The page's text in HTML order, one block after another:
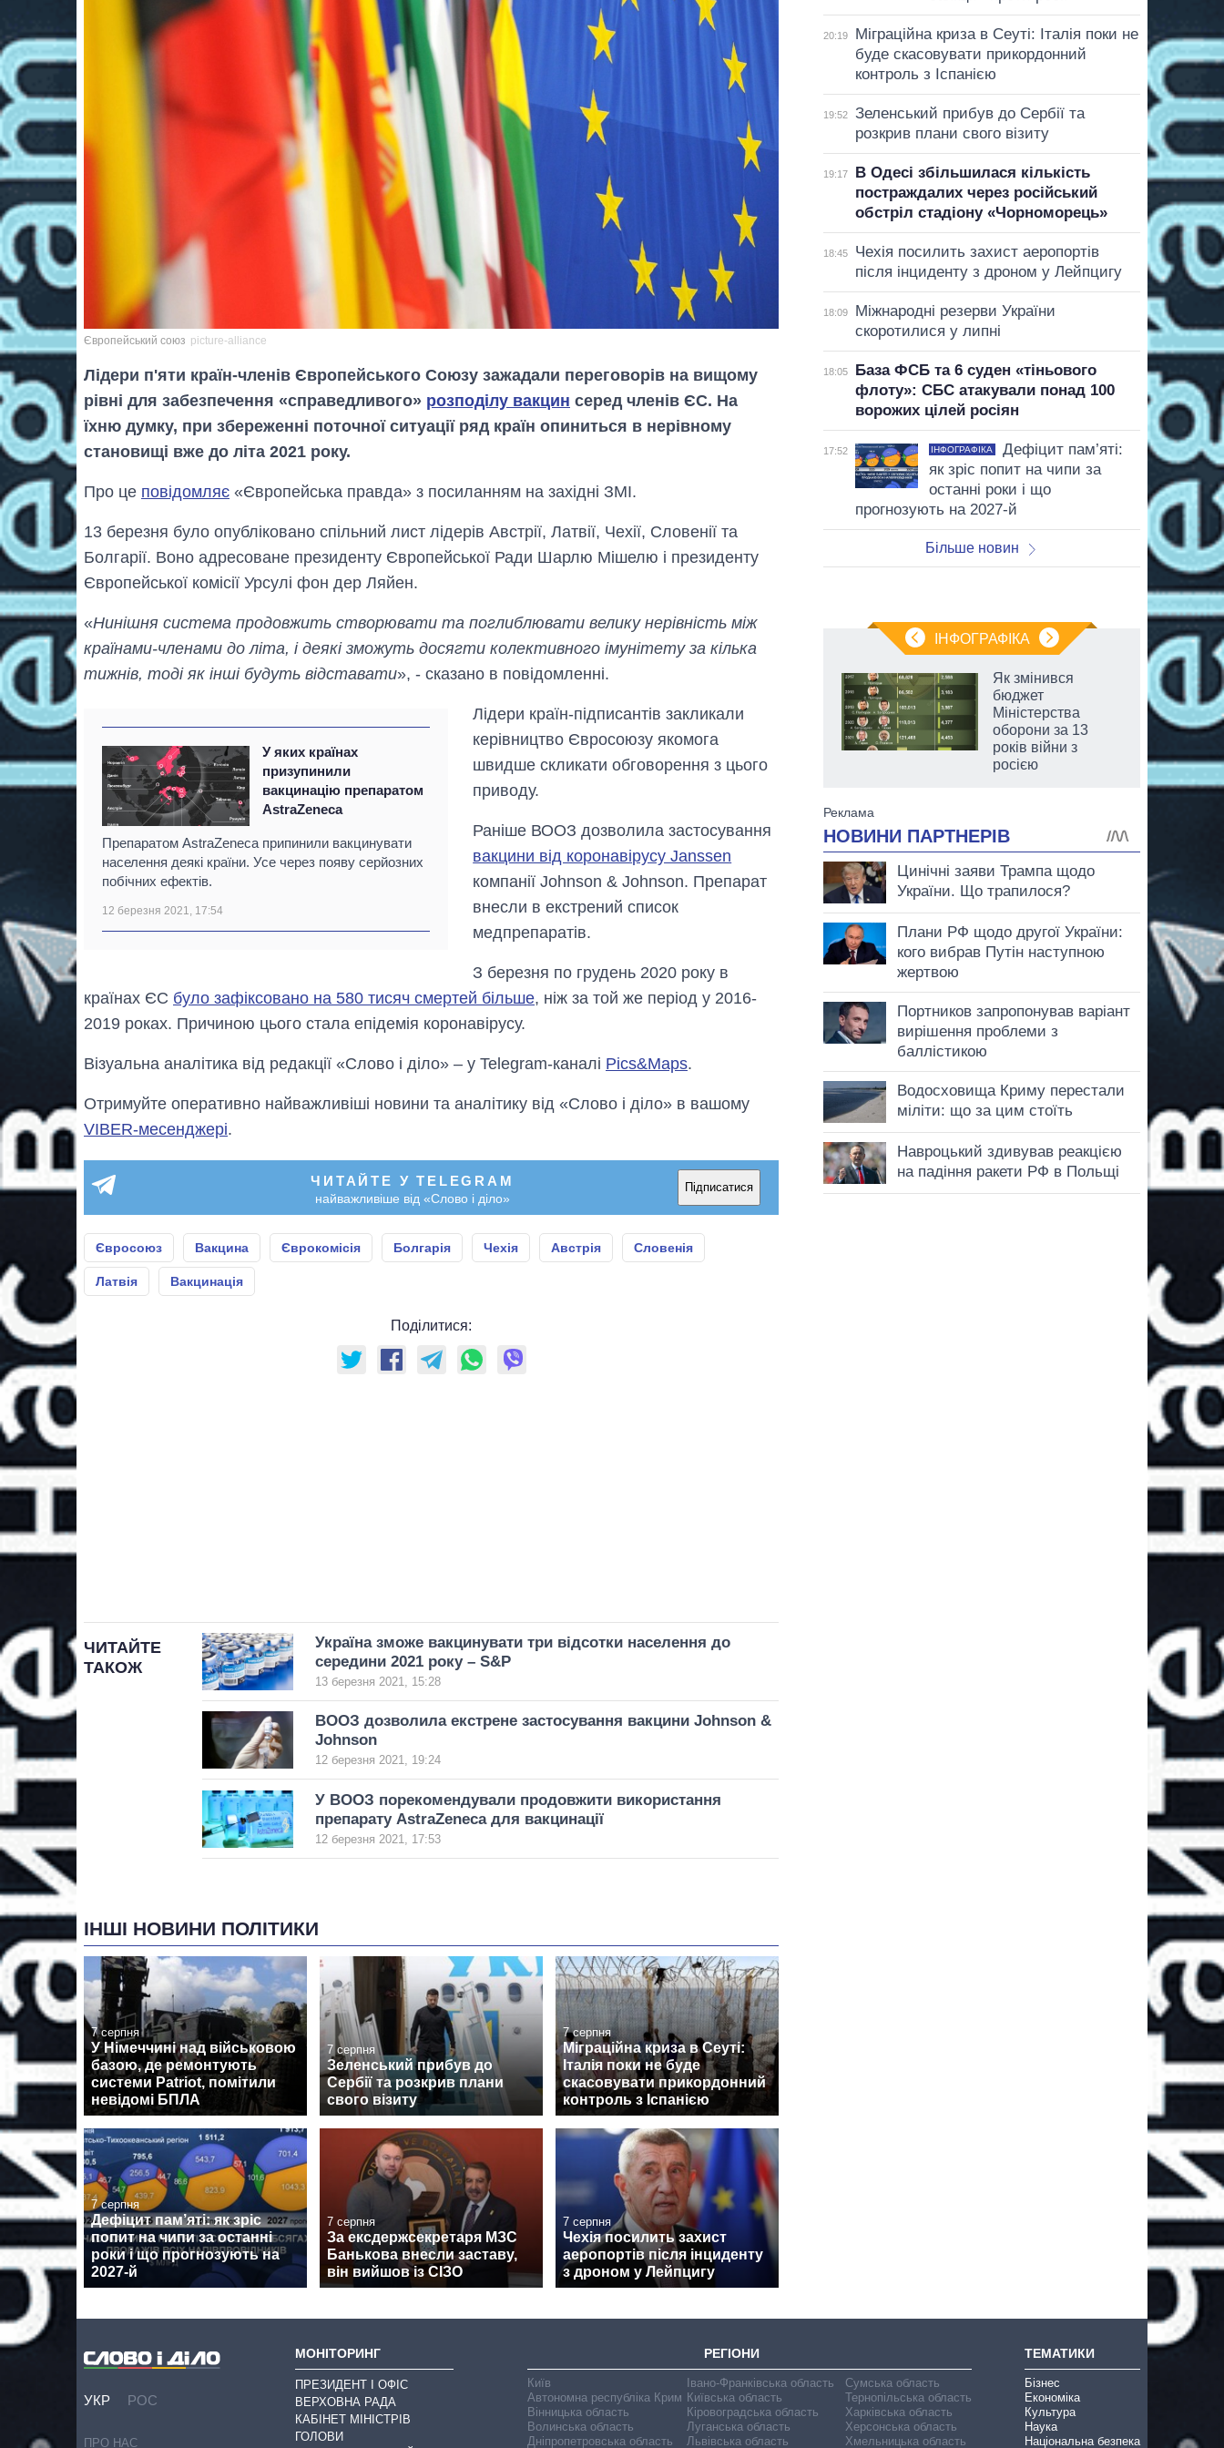
Європейський союз picture-alliance
Лідери п'яти країн-членів Європейського Союзу зажадали переговорів на вищому
рівні для забезпечення «справедливого» розподілу вакцин серед членів ЄС. На
їхню думку, при збереженні поточної ситуації ряд країн опиниться в нерівному
становищі вже до літа 2021 року.
Про це повідомляє «Європейська правда» з посиланням на західні ЗМІ.
13 березня було опубліковано спільний лист лідерів Австрії, Латвії, Чехії, Словенії та
Болгарії. Воно адресоване президенту Європейської Ради Шарлю Мішелю і президенту
Європейської комісії Урсулі фон дер Ляйен.
«Нинішня система продовжить створювати та поглиблювати велику нерівність між
країнами-членами до літа, і деякі зможуть досягти колективного імунітету за кілька
тижнів, тоді як інші будуть відставати», - сказано в повідомленні.
У яких країнах
призупинили
вакцинацію препаратом
AstraZeneca
Препаратом AstraZeneca припинили вакцинувати
населення деякі країни. Усе через появу серйозних
побічних ефектів.
12 березня 2021, 17:54
Лідери країн-підписантів закликали
керівництво Євросоюзу якомога
швидше скликати обговорення з цього
приводу.
Раніше ВООЗ дозволила застосування
вакцини від коронавірусу Janssen
компанії Johnson & Johnson. Препарат
внесли в екстрений список
медпрепаратів.
З березня по грудень 2020 року в
країнах ЄС було зафіксовано на 580 тисяч смертей більше, ніж за той же період у 2016-
2019 роках. Причиною цього стала епідемія коронавірусу.
Візуальна аналітика від редакції «Слово і діло» – у Telegram-каналі Pics&Maps.
Отримуйте оперативно найважливіші новини та аналітику від «Слово і діло» в вашому
VIBER-месенджері.
ЧИТАЙТЕ У TELEGRAM
найважливіше від «Слово і діло»
Підписатися
Євросоюз Вакцина Єврокомісія Болгарія Чехія Австрія Словенія
Латвія Вакцинація
Поділитися:
ЧИТАЙТЕ
ТАКОЖ
Україна зможе вакцинувати три відсотки населення до
середини 2021 року – S&P
13 березня 2021, 15:28
ВООЗ дозволила екстрене застосування вакцини Johnson &
Johnson
12 березня 2021, 19:24
У ВООЗ порекомендували продовжити використання
препарату AstraZeneca для вакцинації
12 березня 2021, 17:53
ІНШІ НОВИНИ ПОЛІТИКИ
7 серпня
У Німеччині над військовою
базою, де ремонтують
системи Patriot, помітили
невідомі БПЛА
7 серпня
Зеленський прибув до
Сербії та розкрив плани
свого візиту
7 серпня
Міграційна криза в Сеуті:
Італія поки не буде
скасовувати прикордонний
контроль з Іспанією
7 серпня
Дефіцит пам’яті: як зріс
попит на чипи за останні
роки і що прогнозують на
2027-й
7 серпня
За ексдержсекретаря МЗС
Банькова внесли заставу,
він вийшов із СІЗО
7 серпня
Чехія посилить захист
аеропортів після інциденту
з дроном у Лейпцигу
20:19
Міграційна криза в Сеуті: Італія поки не
буде скасовувати прикордонний
контроль з Іспанією
19:52
Зеленський прибув до Сербії та
розкрив плани свого візиту
19:17
В Одесі збільшилася кількість
постраждалих через російський
обстріл стадіону «Чорноморець»
18:45
Чехія посилить захист аеропортів
після інциденту з дроном у Лейпцигу
18:09
Міжнародні резерви України
скоротилися у липні
18:05
База ФСБ та 6 суден «тіньового
флоту»: СБС атакували понад 100
ворожих цілей росіян
17:52 ІНФОГРАФІКА
Дефіцит пам’яті:
як зріс попит на чипи за
останні роки і що
прогнозують на 2027-й
Більше новин
ІНФОГРАФІКА
вступників на
магістратуру та
аспірантуру
Як змінився
бюджет
Міністерства
оборони за 13
років війни з
росією
УКР РОС
ПРО НАС
МОНІТОРИНГ
ПРЕЗИДЕНТ І ОФІС
ВЕРХОВНА РАДА
КАБІНЕТ МІНІСТРІВ
ГОЛОВИ
РЕГІОНИ
Київ
Автономна республіка Крим
Вінницька область
Волинська область
Дніпропетровська область
Івано-Франківська область
Київська область
Кіровоградська область
Луганська область
Львівська область
Сумська область
Тернопільська область
Харківська область
Херсонська область
Хмельницька область
ТЕМАТИКИ
Бізнес
Економіка
Культура
Наука
Національна безпека